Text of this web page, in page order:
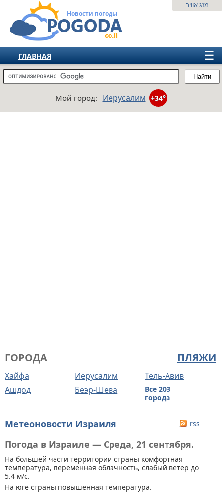
Новости погоды
Найти
מזג אוויר
☰
ГЛАВНАЯ
ИЗРАИЛЬ
ЕВРОПА
Мой город: Иерусалим +34°
ПЛЯЖИ
ГОРОДА
Хайфа Иерусалим
Тель-Авив
Ашдод
Беэр-Шева
Все 203
города
Метеоновости Израиля rss
Погода в Израиле — Среда, 21 сентября.
На большей части территории страны комфортная
температура, переменная облачность, слабый ветер до
5.4 м/с.
На юге страны повышенная температура.